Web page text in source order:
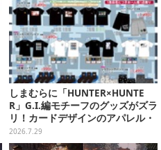
しまむらに「HUNTER×HUNTE
R」G.I.編モチーフのグッズがズラ
リ！カードデザインのアパレル・
雑貨、ゴレイヌの「オレが3人分
になる…」も
2026.7.29